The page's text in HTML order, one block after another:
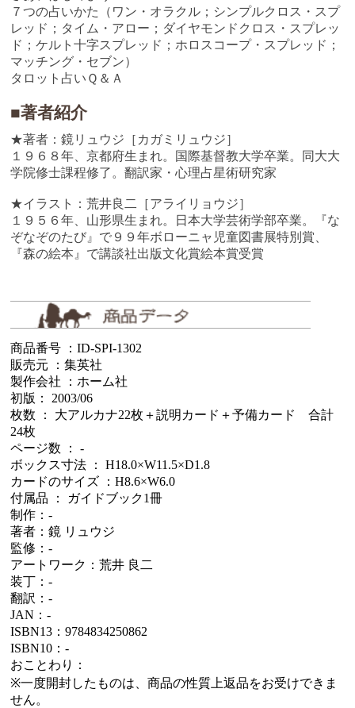
７つの占いかた（ワン・オラクル；シンプルクロス・スプ
レッド；タイム・アロー；ダイヤモンドクロス・スプレッ
ド；ケルト十字スプレッド；ホロスコープ・スプレッド；
マッチング・セブン）
タロット占いＱ＆Ａ
■著者紹介
★著者：鏡リュウジ［カガミリュウジ］
１９６８年、京都府生まれ。国際基督教大学卒業。同大大
学院修士課程修了。翻訳家・心理占星術研究家
★イラスト：荒井良二［アライリョウジ］
１９５６年、山形県生まれ。日本大学芸術学部卒業。『な
ぞなぞのたび』で９９年ボローニャ児童図書展特別賞、
『森の絵本』で講談社出版文化賞絵本賞受賞
商品番号 ：ID-SPI-1302
販売元 ：集英社
製作会社 ：ホーム社
初版： 2003/06
枚数 ： 大アルカナ22枚＋説明カード＋予備カード 合計
24枚
ページ数 ： -
ボックス寸法 ： H18.0×W11.5×D1.8
カードのサイズ ：H8.6×W6.0
付属品 ： ガイドブック1冊
制作：-
著者：鏡 リュウジ
監修：-
アートワーク：荒井 良二
装丁：-
翻訳：-
JAN：-
ISBN13：9784834250862
ISBN10：-
おことわり：
※一度開封したものは、商品の性質上返品をお受けできま
せん。